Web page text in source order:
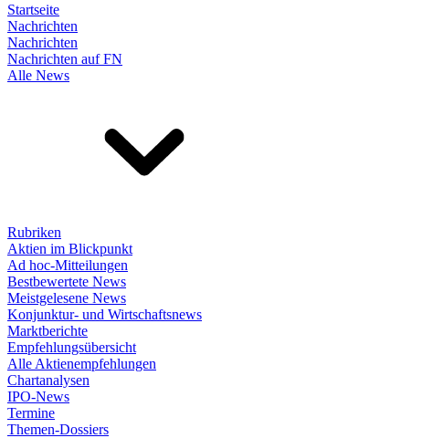
Startseite
Nachrichten
Nachrichten
Nachrichten auf FN
Alle News
Rubriken
Aktien im Blickpunkt
Ad hoc-Mitteilungen
Bestbewertete News
Meistgelesene News
Konjunktur- und Wirtschaftsnews
Marktberichte
Empfehlungsübersicht
Alle Aktienempfehlungen
Chartanalysen
IPO-News
Termine
Themen-Dossiers